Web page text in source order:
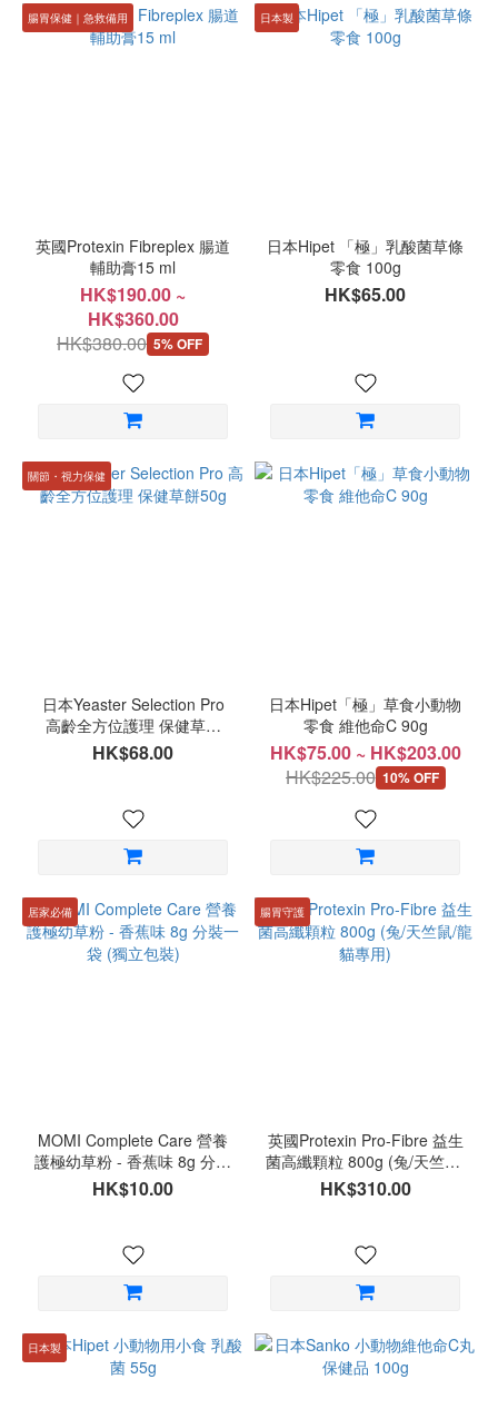
腸胃保健｜急救備用
英國Protexin Fibreplex 腸道
輔助膏15 ml
HK$190.00 ~
HK$360.00
HK$380.00 5% OFF
日本製
日本Hipet 「極」乳酸菌草條
零食 100g
HK$65.00
關節・視力保健
日本Yeaster Selection Pro
高齡全方位護理 保健草餅
50g
HK$68.00
日本Hipet「極」草食小動物
零食 維他命C 90g
HK$75.00 ~ HK$203.00
HK$225.00 10% OFF
居家必備
MOMI Complete Care 營養
護極幼草粉 - 香蕉味 8g 分裝
一袋 (獨立包裝)
HK$10.00
腸胃守護
英國Protexin Pro-Fibre 益生
菌高纖顆粒 800g (兔/天竺鼠/
龍貓專用)
HK$310.00
日本製